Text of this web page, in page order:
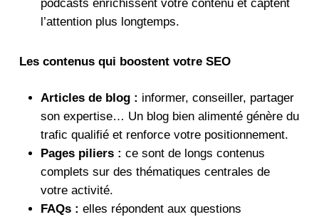
podcasts enrichissent votre contenu et captent
l’attention plus longtemps.
Les contenus qui boostent votre SEO
Articles de blog : informer, conseiller, partager
son expertise… Un blog bien alimenté génère du
trafic qualifié et renforce votre positionnement.
Pages piliers : ce sont de longs contenus
complets sur des thématiques centrales de
votre activité.
FAQs : elles répondent aux questions